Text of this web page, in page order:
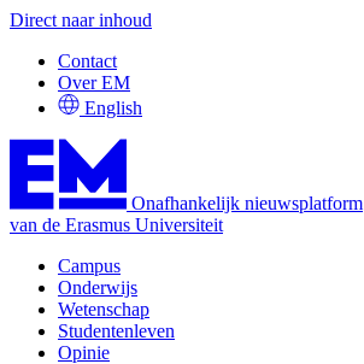
Direct naar inhoud
Contact
Over EM
English
Onafhankelijk nieuwsplatform
van de Erasmus Universiteit
Campus
Onderwijs
Wetenschap
Studentenleven
Opinie